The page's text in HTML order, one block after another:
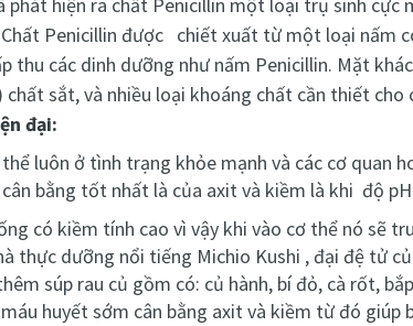
phát hiện ra chất Penicillin một loại trụ sinh
Penicillin được chiết xuất từ một loại nấm
thu các dinh dưỡng như nấm Penicillin. Mặt
sắt, và nhiều loại khoáng chất cần thiết
đại:
luôn ở tình trạng khỏe mạnh và các cơ
bằng tốt nhất là của axit và kiềm là khi độ
có kiềm tính cao vì vậy khi vào cơ thể nó sẽ
thực dưỡng nổi tiếng Michio Kushi , đại đệ tử
súp rau củ gồm có: củ hành, bí đỏ, cà rốt,
huyết sớm cân bằng axit và kiềm từ đó giúp